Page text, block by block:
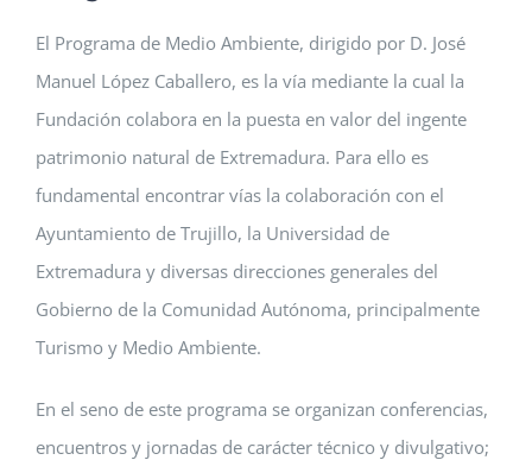
El Programa de Medio Ambiente, dirigido por D. José
Manuel López Caballero, es la vía mediante la cual la
Fundación colabora en la puesta en valor del ingente
patrimonio natural de Extremadura. Para ello es
fundamental encontrar vías la colaboración con el
Ayuntamiento de Trujillo, la Universidad de
Extremadura y diversas direcciones generales del
Gobierno de la Comunidad Autónoma, principalmente
Turismo y Medio Ambiente.
En el seno de este programa se organizan conferencias,
encuentros y jornadas de carácter técnico y divulgativo;